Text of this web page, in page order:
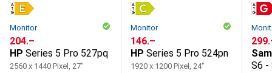
Monitor
CHF
204.–
HP Series 5 Pro 527pq
2560 x 1440 Pixel, 27"
Monitor
CHF
146.–
HP Series 5 Pro 524pn
1920 x 1200 Pixel, 24"
CHF
S6 -